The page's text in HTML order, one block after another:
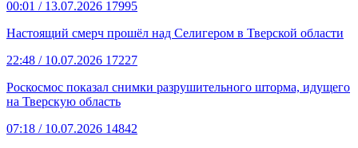
00:01 / 13.07.2026 17995
Настоящий смерч прошёл над Селигером в Тверской области
22:48 / 10.07.2026 17227
Роскосмос показал снимки разрушительного шторма, идущего
на Тверскую область
07:18 / 10.07.2026 14842